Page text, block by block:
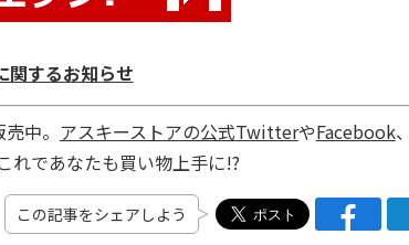
関するお知らせ
中。 アスキーストアの公式TwitterやFacebook
れであなたも買い物上手に!?
この記事をシェアしよう